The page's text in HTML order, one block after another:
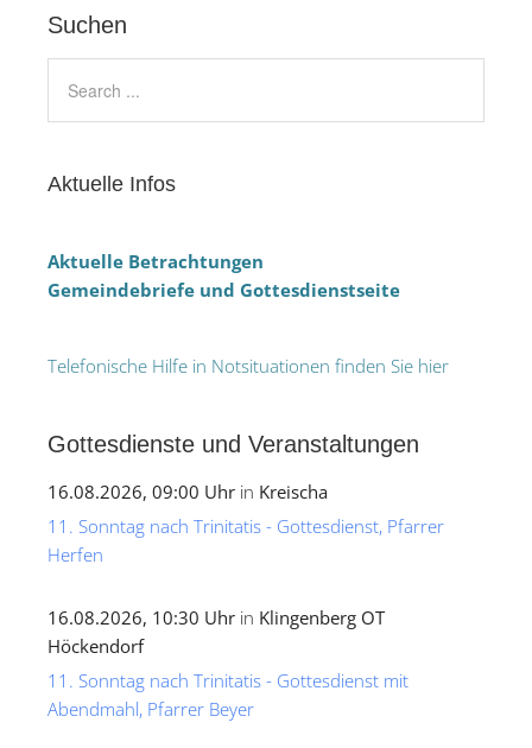
Suchen
Aktuelle Infos
Aktuelle Betrachtungen
Gemeindebriefe und Gottesdienstseite
Telefonische Hilfe in Notsituationen finden Sie hier
Gottesdienste und Veranstaltungen
16.08.2026, 09:00 Uhr in Kreischa
11. Sonntag nach Trinitatis - Gottesdienst, Pfarrer
Herfen
16.08.2026, 10:30 Uhr in Klingenberg OT
Höckendorf
11. Sonntag nach Trinitatis - Gottesdienst mit
Abendmahl, Pfarrer Beyer